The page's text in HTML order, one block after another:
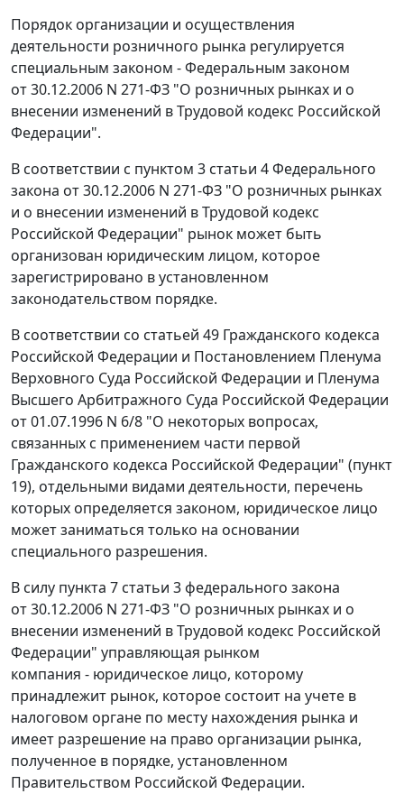
Порядок организации и осуществления
деятельности розничного рынка регулируется
специальным законом -Федеральным законом
от 30.12.2006 N 271-ФЗ "О розничных рынках и о
внесении изменений в Трудовой кодекс Российской
Федерации".
В соответствии с пунктом 3 статьи 4Федерального
закона от 30.12.2006 N 271-ФЗ "О розничных рынках
и о внесении изменений в Трудовой кодекс
Российской Федерации" рынок может быть
организован юридическим лицом, которое
зарегистрировано в установленном
законодательством порядке.
В соответствии со статьей 49 Гражданского кодекса
Российской Федерации и Постановлением Пленума
Верховного Суда Российской Федерации и Пленума
Высшего Арбитражного Суда Российской Федерации
от 01.07.1996 N 6/8 "О некоторых вопросах,
связанных с применением части первой
Гражданского кодекса Российской Федерации" (пункт
19), отдельными видами деятельности, перечень
которых определяется законом, юридическое лицо
может заниматься только на основании
специального разрешения.
В силу пункта 7 статьи 3федерального закона
от 30.12.2006 N 271-ФЗ "О розничных рынках и о
внесении изменений в Трудовой кодекс Российской
Федерации" управляющая рынком
компания - юридическое лицо, которому
принадлежит рынок, которое состоит на учете в
налоговом органе по месту нахождения рынка и
имеет разрешение на право организации рынка,
полученное в порядке, установленном
Правительством Российской Федерации.